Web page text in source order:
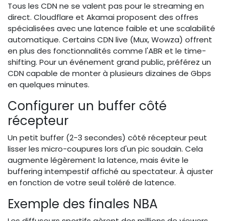
Tous les CDN ne se valent pas pour le streaming en
direct. Cloudflare et Akamai proposent des offres
spécialisées avec une latence faible et une scalabilité
automatique. Certains CDN live (Mux, Wowza) offrent
en plus des fonctionnalités comme l'ABR et le time-
shifting. Pour un événement grand public, préférez un
CDN capable de monter à plusieurs dizaines de Gbps
en quelques minutes.
Configurer un buffer côté
récepteur
Un petit buffer (2-3 secondes) côté récepteur peut
lisser les micro-coupures lors d'un pic soudain. Cela
augmente légèrement la latence, mais évite le
buffering intempestif affiché au spectateur. À ajuster
en fonction de votre seuil toléré de latence.
Exemple des finales NBA